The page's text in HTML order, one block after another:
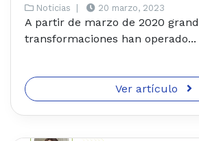
Noticias 20 marzo, 2023
A partir de marzo de 2020
transformaciones han operado...
Ver artículo